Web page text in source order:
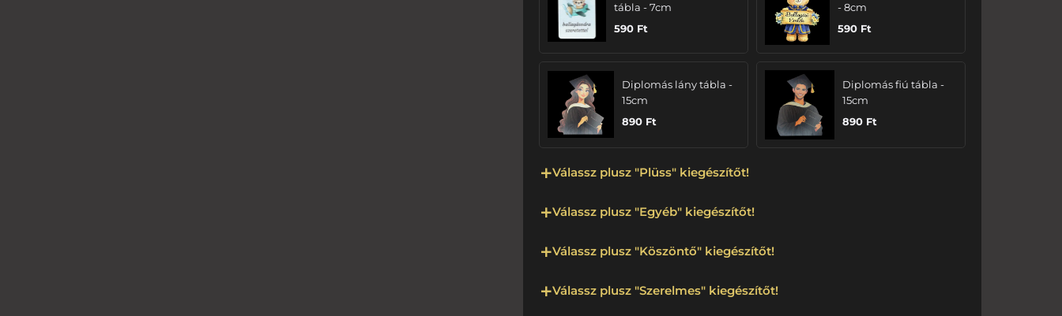
tábla - 7cm
590 Ft
- 8cm
590 Ft
Diplomás lány tábla -
15cm
890 Ft
Diplomás fiú tábla -
15cm
890 Ft
Válassz plusz "Plüss" kiegészítőt!
Válassz plusz "Egyéb" kiegészítőt!
Válassz plusz "Köszöntő" kiegészítőt!
Válassz plusz "Szerelmes" kiegészítőt!